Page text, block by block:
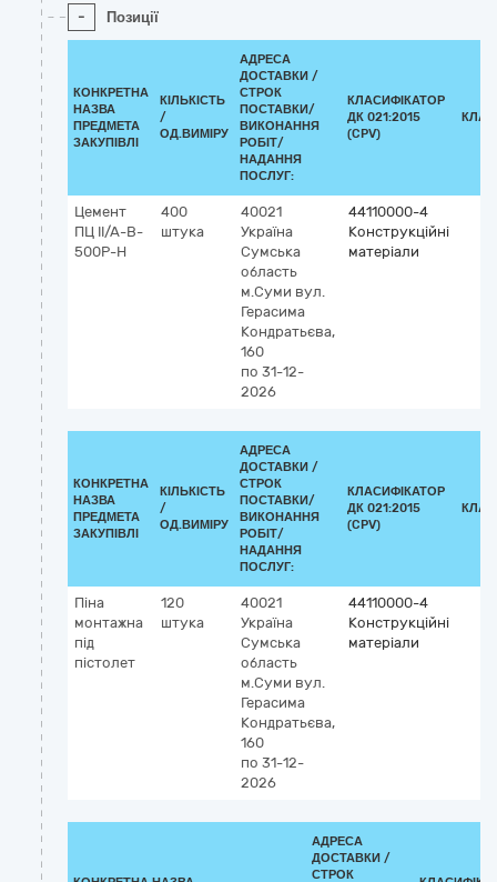
- Позиції
КОНКРЕТНА
НАЗВА
ПРЕДМЕТА
ЗАКУПІВЛІ
КІЛЬКІСТЬ
/
ОД.ВИМІРУ
АДРЕСА
ДОСТАВКИ /
СТРОК
ПОСТАВКИ/
ВИКОНАННЯ
РОБІТ/
НАДАННЯ
ПОСЛУГ:
КЛАСИФІКАТОР
ДК 021:2015
(CPV)
Цемент
ПЦ II/A-B-
500P-Н
400
штука
40021
Україна
Сумська
область
м.Суми вул.
Герасима
Кондратьєва,
160
по 31-12-
2026
44110000-4
Конструкційні
матеріали
КОНКРЕТНА
НАЗВА
ПРЕДМЕТА
ЗАКУПІВЛІ
КІЛЬКІСТЬ
/
ОД.ВИМІРУ
АДРЕСА
ДОСТАВКИ /
СТРОК
ПОСТАВКИ/
ВИКОНАННЯ
РОБІТ/
НАДАННЯ
ПОСЛУГ:
КЛАСИФІКАТОР
ДК 021:2015
(CPV)
Піна
монтажна
під
пістолет
120
штука
40021
Україна
Сумська
область
м.Суми вул.
Герасима
Кондратьєва,
160
по 31-12-
2026
44110000-4
Конструкційні
матеріали
АДРЕСА
ДОСТАВКИ /
СТРОК